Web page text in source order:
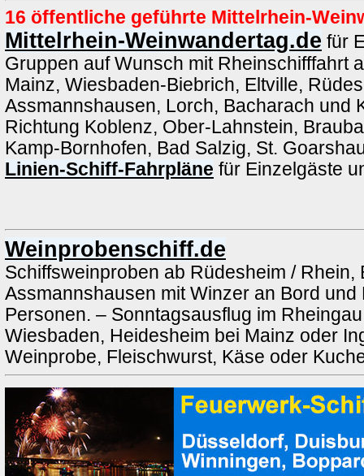
16 öffentliche geführte Mittelrhein-
Mittelrhein-Weinwandertag.de für
Gruppen auf Wunsch mit Rheinschifffahrt
Mainz, Wiesbaden-Biebrich, Eltville,
Assmannshausen, Lorch, Bacharach und
Richtung Koblenz, Ober-Lahnstein,
Kamp-Bornhofen, Bad Salzig, St.
Linien-Schiff-Fahrpläne für Einzelgäste
Weinprobenschiff.de
Schiffsweinproben ab Rüdesheim / Rhein,
Assmannshausen mit Winzer an Bord und
Personen. – Sonntagsausflug im
Wiesbaden, Heidesheim bei Mainz oder
Weinprobe, Fleischwurst, Käse oder